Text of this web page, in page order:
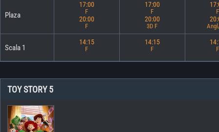
Plaza
17:00
F
20:00
F
17:00
F
20:00
3D F
F
Scala 1
14:15
F
14:15
F F
TOY STORY 5